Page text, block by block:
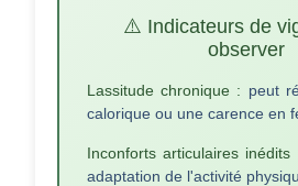
⚠️ Indicateurs de
observer
Lassitude chronique : peut
calorique ou une carence en
Inconforts articulaires inédits
adaptation de l'activité